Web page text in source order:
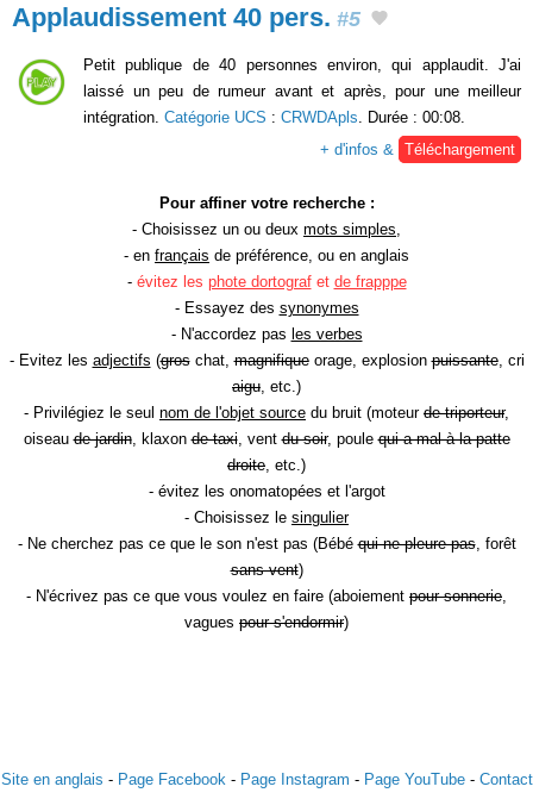
Applaudissement 40 pers. #5
Petit publique de 40 personnes environ, qui applaudit. J'ai
laissé un peu de rumeur avant et après, pour une meilleur
intégration. Catégorie UCS : CRWDApls. Durée : 00:08.
+ d'infos & Téléchargement
Pour affiner votre recherche :
- Choisissez un ou deux mots simples,
- en français de préférence, ou en anglais
- évitez les phote dortografet de frapppe
- Essayez des synonymes
- N'accordez pas les verbes
- Evitez les adjectifs (groschat,magnifiqueorage, explosionpuissante, cri
aigu, etc.)
- Privilégiez le seul nom de l'objet source du bruit (moteur de triporteur,
oiseaude jardin, klaxonde taxi, ventdu soir, poulequi a mal à la patte
droite, etc.)
- évitez les onomatopées et l'argot
- Choisissez le singulier
- Ne cherchez pas ce que le son n'est pas (Bébéqui ne pleure pas, forêt
sans vent)
- N'écrivez pas ce que vous voulez en faire (aboiement pour sonnerie,
vagues pour s'endormir)
Site en anglais - Page Facebook- Page Instagram - Page YouTube- Contact